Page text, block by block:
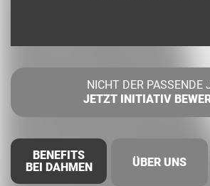
NICHT DER PASSENDE
JETZT INITIATIV
BENEFITS
BEI DAHMEN
ÜBER UNS